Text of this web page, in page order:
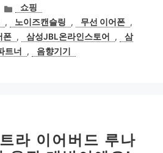
카
테
고
리
쇼핑
, 노이즈캔슬링 , 무선 이어폰 ,
폰 , 삼성JBL온라인스토어 ,
삼
트너
, 음향기기
라 이어버드 루나